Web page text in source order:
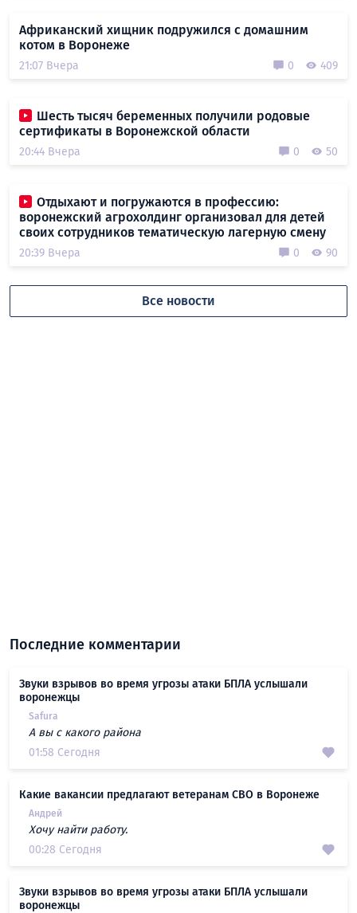
Африканский хищник подружился с домашним
котом в Воронеже
21:07 Вчера 0 409
Шесть тысяч беременных получили родовые
сертификаты в Воронежской области
20:44 Вчера 0 50
Отдыхают и погружаются в профессию:
воронежский агрохолдинг организовал для детей
своих сотрудников тематическую лагерную смену
20:39 Вчера 0 90
Все новости
Последние комментарии
Звуки взрывов во время угрозы атаки БПЛА услышали
воронежцы
Safura
А вы с какого района
01:58 Сегодня
Какие вакансии предлагают ветеранам СВО в Воронеже
Андрей
Хочу найти работу.
00:28 Сегодня
Звуки взрывов во время угрозы атаки БПЛА услышали
воронежцы